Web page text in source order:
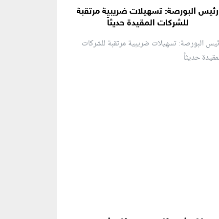
رئيس البورصة: تسهيلات ضريبية مرتقبة
للشركات المقيدة حديثاً
البورصة: تسهيلات ضريبية مرتقبة للشركات
حديثاً